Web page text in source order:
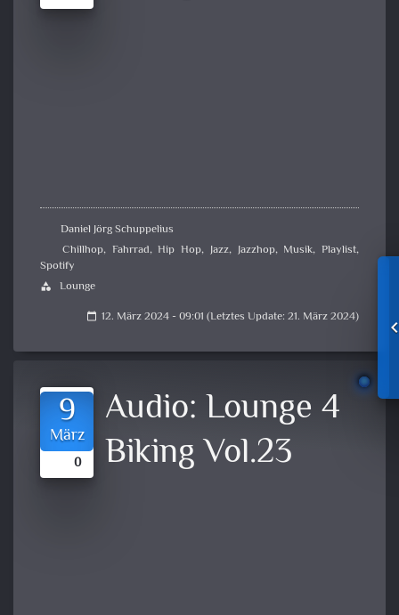
Daniel Jörg Schuppelius
Chillhop, Fahrrad,Hip Hop, Jazz, Jazzhop, Musik,Playlist,
Spotify
category Lounge
calendar_today 12. März 2024 - 09:01 (Letztes Update: 21. März 2024)
9
März
0
Audio: Lounge 4
Biking Vol.23